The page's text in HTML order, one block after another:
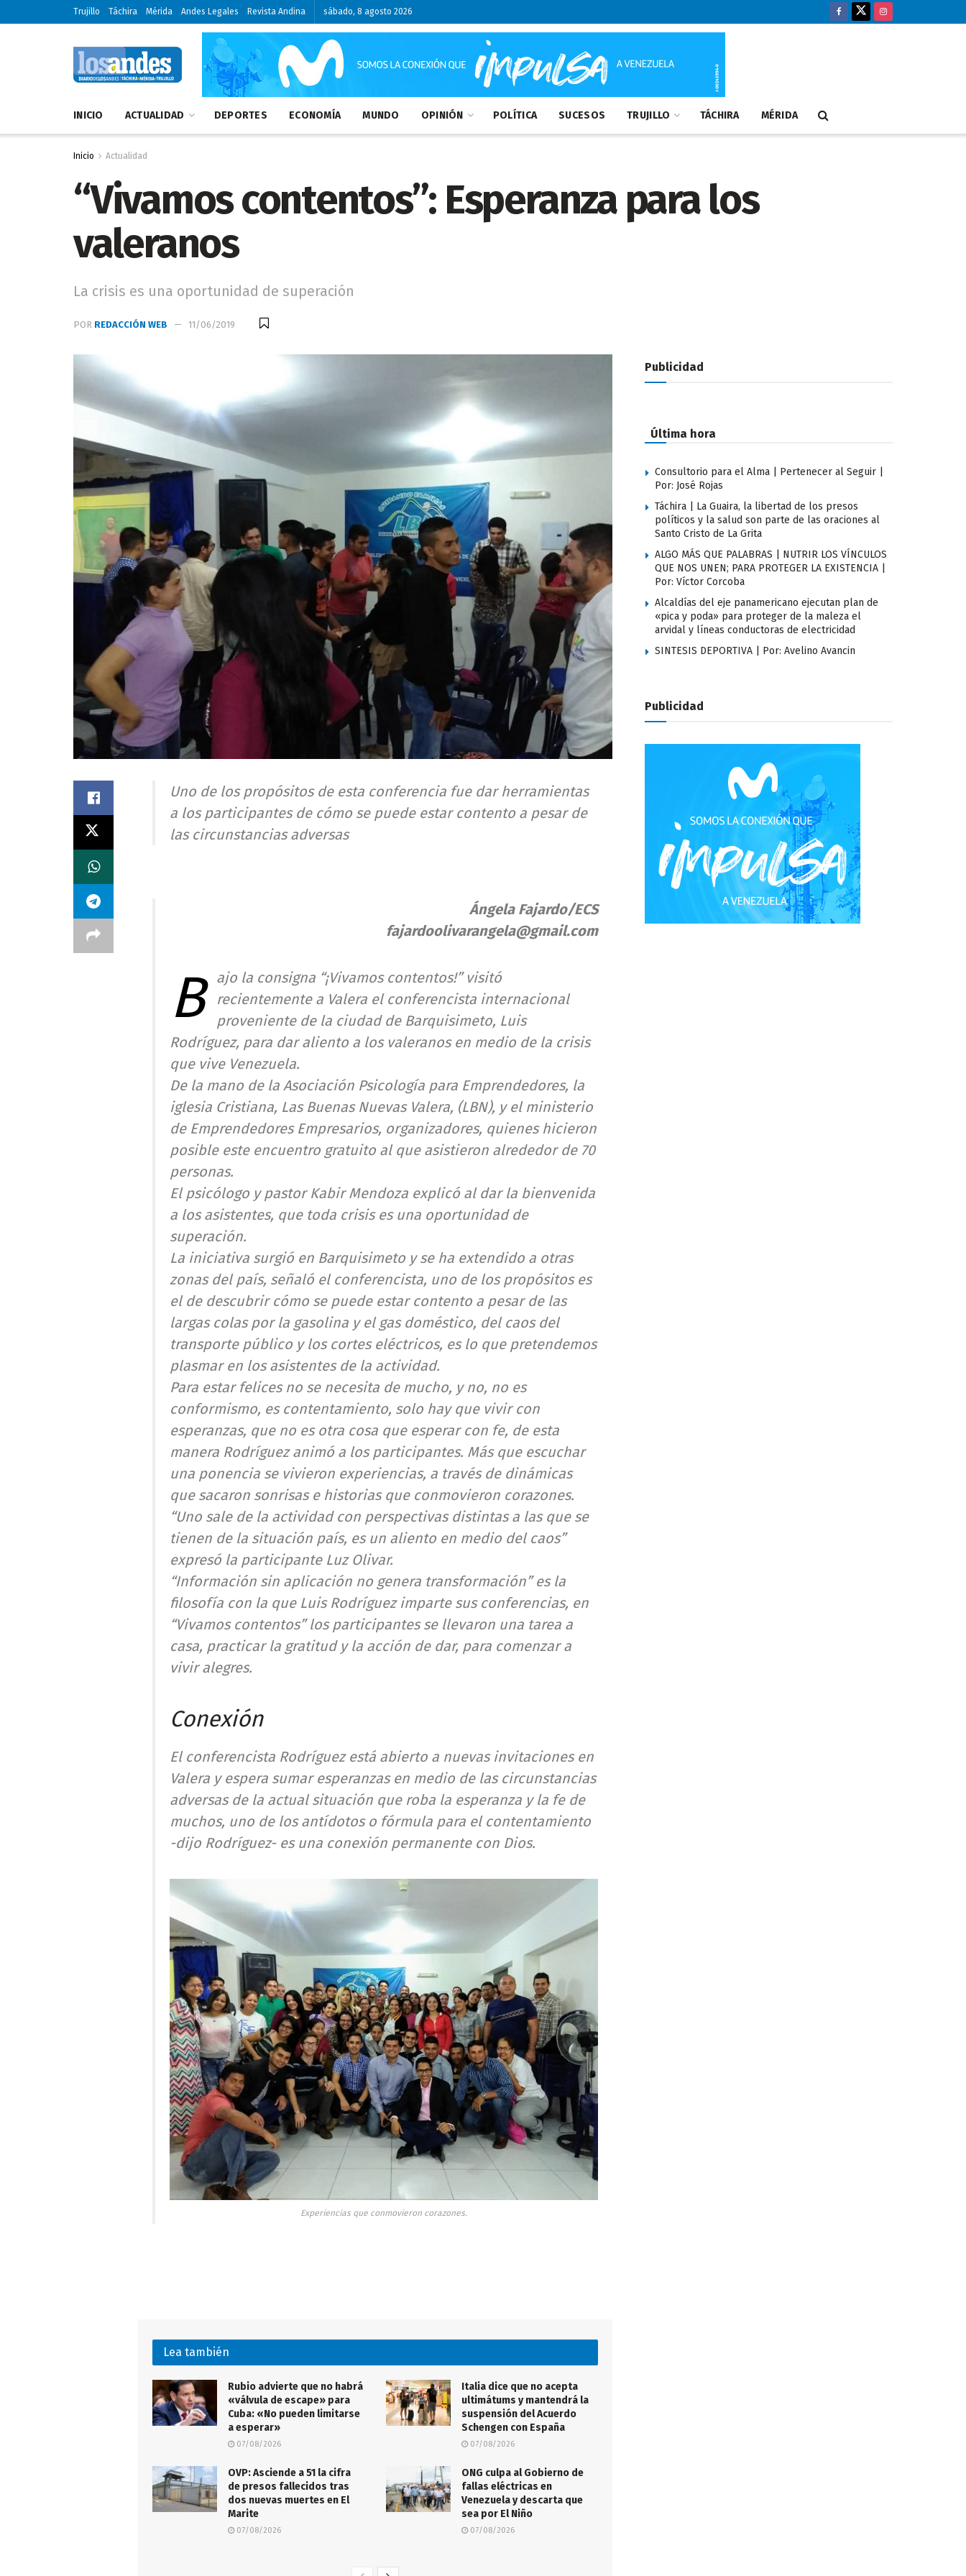
Trujillo Táchira Mérida Andes Legales Revista Andina sábado, 8 agosto 2026
INICIO ACTUALIDAD DEPORTES ECONOMÍA MUNDO OPINIÓN POLÍTICA SUCESOS TRUJILLO TÁCHIRA MÉRIDA
Inicio Actualidad
“Vivamos contentos”: Esperanza para los
valeranos
La crisis es una oportunidad de superación
POR REDACCIÓN WEB 11/06/2019
Uno de los propósitos de esta conferencia fue dar herramientas
a los participantes de cómo se puede estar contento a pesar de
las circunstancias adversas
Ángela Fajardo/ECS
fajardoolivarangela@gmail.com
B
ajo la consigna “¡Vivamos contentos!” visitó
recientemente a Valera el conferencista internacional
proveniente de la ciudad de Barquisimeto, Luis
Rodríguez, para dar aliento a los valeranos en medio de la crisis
que vive Venezuela.
De la mano de la Asociación Psicología para Emprendedores, la
iglesia Cristiana, Las Buenas Nuevas Valera, (LBN), y el ministerio
de Emprendedores Empresarios, organizadores, quienes hicieron
posible este encuentro gratuito al que asistieron alrededor de 70
personas.
El psicólogo y pastor Kabir Mendoza explicó al dar la bienvenida
a los asistentes, que toda crisis es una oportunidad de
superación.
La iniciativa surgió en Barquisimeto y se ha extendido a otras
zonas del país, señaló el conferencista, uno de los propósitos es
el de descubrir cómo se puede estar contento a pesar de las
largas colas por la gasolina y el gas doméstico, del caos del
transporte público y los cortes eléctricos, es lo que pretendemos
plasmar en los asistentes de la actividad.
Para estar felices no se necesita de mucho, y no, no es
conformismo, es contentamiento, solo hay que vivir con
esperanzas, que no es otra cosa que esperar con fe, de esta
manera Rodríguez animó a los participantes. Más que escuchar
una ponencia se vivieron experiencias, a través de dinámicas
que sacaron sonrisas e historias que conmovieron corazones.
“Uno sale de la actividad con perspectivas distintas a las que se
tienen de la situación país, es un aliento en medio del caos”
expresó la participante Luz Olivar.
“Información sin aplicación no genera transformación” es la
filosofía con la que Luis Rodríguez imparte sus conferencias, en
“Vivamos contentos” los participantes se llevaron una tarea a
casa, practicar la gratitud y la acción de dar, para comenzar a
vivir alegres.
Conexión
El conferencista Rodríguez está abierto a nuevas invitaciones en
Valera y espera sumar esperanzas en medio de las circunstancias
adversas de la actual situación que roba la esperanza y la fe de
muchos, uno de los antídotos o fórmula para el contentamiento
-dijo Rodríguez- es una conexión permanente con Dios.
Experiencias que conmovieron corazones.
Lea también
Rubio advierte que no habrá
«válvula de escape» para
Cuba: «No pueden limitarse
a esperar»
07/08/2026
Italia dice que no acepta
ultimátums y mantendrá la
suspensión del Acuerdo
Schengen con España
07/08/2026
OVP: Asciende a 51 la cifra
de presos fallecidos tras
dos nuevas muertes en El
Marite
07/08/2026
ONG culpa al Gobierno de
fallas eléctricas en
Venezuela y descarta que
sea por El Niño
07/08/2026
Publicidad
Última hora
Consultorio para el Alma | Pertenecer al Seguir |
Por: José Rojas
Táchira | La Guaira, la libertad de los presos
políticos y la salud son parte de las oraciones al
Santo Cristo de La Grita
ALGO MÁS QUE PALABRAS | NUTRIR LOS VÍNCULOS
QUE NOS UNEN; PARA PROTEGER LA EXISTENCIA |
Por: Víctor Corcoba
Alcaldías del eje panamericano ejecutan plan de
«pica y poda» para proteger de la maleza el
arvidal y líneas conductoras de electricidad
SINTESIS DEPORTIVA | Por: Avelino Avancin
Publicidad